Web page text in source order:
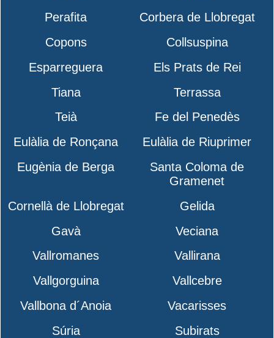
Perafita
Corbera de Llobregat
Copons
Collsuspina
Esparreguera
Els Prats de Rei
Tiana
Terrassa
Teià
Fe del Penedès
Eulàlia de Ronçana
Eulàlia de Riuprimer
Eugènia de Berga
Santa Coloma de
Gramenet
Cornellà de Llobregat
Gelida
Gavà
Veciana
Vallromanes
Vallirana
Vallgorguina
Vallcebre
Vallbona d´Anoia
Vacarisses
Súria
Subirats